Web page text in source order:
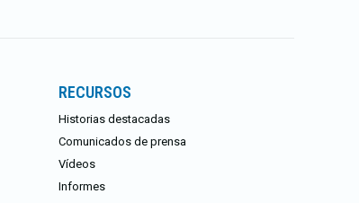
RECURSOS
Historias destacadas
Comunicados de prensa
Vídeos
Informes